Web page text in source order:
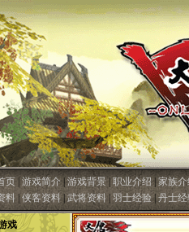
页 游戏简介|游戏背景 职业介绍|家族
料 |侠客资料|武将资料 羽士经验| 丹士
戏